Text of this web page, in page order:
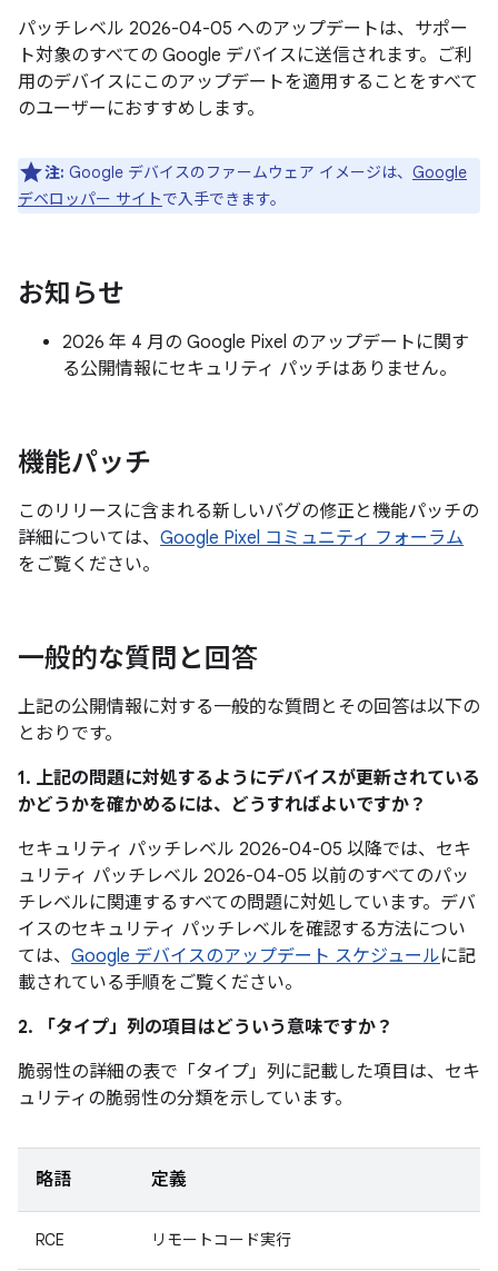
パッチレベル 2026-04-05 へのアップデートは、サポー
ト対象のすべての Google デバイスに送信されます。ご利
用のデバイスにこのアップデートを適用することをすべて
のユーザーにおすすめします。
注: Google デバイスのファームウェア イメージは、 Google
デベロッパー サイトで入手できます。
お知らせ
2026 年 4 月の Google Pixel のアップデートに関す
る公開情報にセキュリティ パッチはありません。
機能パッチ
このリリースに含まれる新しいバグの修正と機能パッチの
詳細については、 Google Pixel コミュニティ フォーラム
をご覧ください。
一般的な質問と回答
上記の公開情報に対する一般的な質問とその回答は以下の
とおりです。
1. 上記の問題に対処するようにデバイスが更新されている
かどうかを確かめるには、どうすればよいですか？
セキュリティ パッチレベル 2026-04-05 以降では、セキ
ュリティ パッチレベル 2026-04-05 以前のすべてのパッ
チレベルに関連するすべての問題に対処しています。デバ
イスのセキュリティ パッチレベルを確認する方法につい
ては、 Google デバイスのアップデート スケジュールに記
載されている手順をご覧ください。
2. 「タイプ」 列の項目はどういう意味ですか？
脆弱性の詳細の表で「タイプ」 列に記載した項目は、セキ
ュリティの脆弱性の分類を示しています。
略語 定義
RCE リモートコード実行